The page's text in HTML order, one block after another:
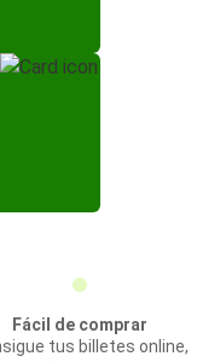
Fácil de comprar
tus billetes online,